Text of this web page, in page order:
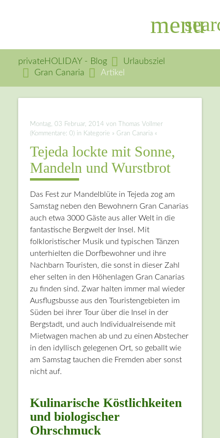
menu
Suchbegriffe
privateHOLIDAY - Blog
Urlaubsziel
Gran Canaria
Artikel
Montag, 03 Februar, 2014 von Thomas Vollmer
(Kommentare: 0) in Kategorie » Gran Canaria «
Tejeda lockte mit Sonne,
Mandeln und Wurstbrot
Das Fest zur Mandelblüte in Tejeda zog am
Samstag neben den Bewohnern Gran Canarias
auch etwa 3000 Gäste aus aller Welt in die
fantastische Bergwelt der Insel. Mit
folkloristischer Musik und typischen Tänzen
unterhielten die Dorfbewohner und ihre
Nachbarn Touristen, die sonst in dieser Zahl
eher selten in den Höhenlagen Gran Canarias
zu finden sind. Zwar halten immer mal wieder
Ausflugsbusse aus den Touristengebieten im
Süden bei ihrer Tour über die Insel in der
Bergstadt, und auch Individualreisende mit
Mietwagen machen ab und zu einen Abstecher
in den idyllisch gelegenen Ort, so geballt wie
am Samstag tauchen die Fremden aber sonst
nicht auf.
Kulinarische Köstlichkeiten
und biologischer
Ohrschmuck